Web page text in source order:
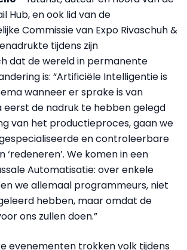
Hub, en ook lid van de
Commissie van Expo Rivaschuh &
tijdens zijn
dat de wereld in permanente
is: “Artificiële Intelligentie is
wanneer er sprake is van
eerst de nadruk te hebben gelegd
van het productieproces, gaan we
en controleerbare
‘redeneren’. We komen in een
Automatisatie: over enkele
we allemaal programmeurs, niet
hebben, maar omdat de
ons zullen doen.”
evenementen trokken volk tijdens